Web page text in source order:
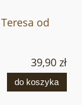
Teresa od
39,90 zł
do koszyka